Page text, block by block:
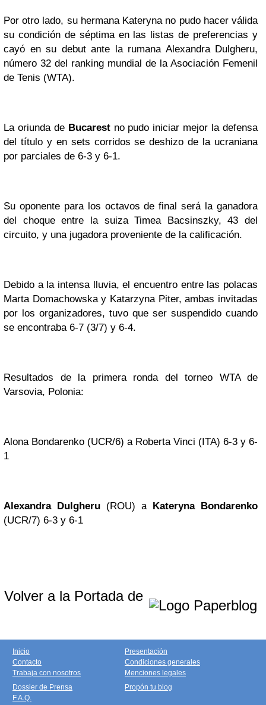
Por otro lado, su hermana Kateryna no pudo hacer válida
su condición de séptima en las listas de preferencias y
cayó en su debut ante la rumana Alexandra Dulgheru,
número 32 del ranking mundial de la Asociación Femenil
de Tenis (WTA).
La oriunda de Bucarestno pudo iniciar mejor la defensa
del título y en sets corridos se deshizo de la ucraniana
por parciales de 6-3 y 6-1.
Su oponente para los octavos de final será la ganadora
del choque entre la suiza Timea Bacsinszky, 43 del
circuito, y una jugadora proveniente de la calificación.
Debido a la intensa lluvia, el encuentro entre las polacas
Marta Domachowska y Katarzyna Piter, ambas invitadas
por los organizadores, tuvo que ser suspendido cuando
se encontraba 6-7 (3/7) y 6-4.
Resultados de la primera ronda del torneo WTA de
Varsovia, Polonia:
Alona Bondarenko (UCR/6) a Roberta Vinci (ITA) 6-3 y 6-
1
Alexandra Dulgheru (ROU) a Kateryna Bondarenko
(UCR/7) 6-3 y 6-1
Volver a la Portada de
Inicio
Contacto
Trabaja con nosotros
Presentación
Condiciones generales
Menciones legales
Dossier de Prensa
F.A.Q.
Propón tu blog